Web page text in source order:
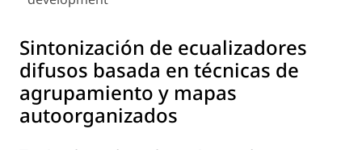
Sintonización de ecualizadores
difusos basada en técnicas de
agrupamiento y mapas
autoorganizados